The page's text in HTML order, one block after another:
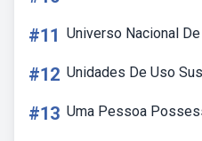
#11 Universo Nacional
#12 Unidades De Uso
#13 Uma Pessoa